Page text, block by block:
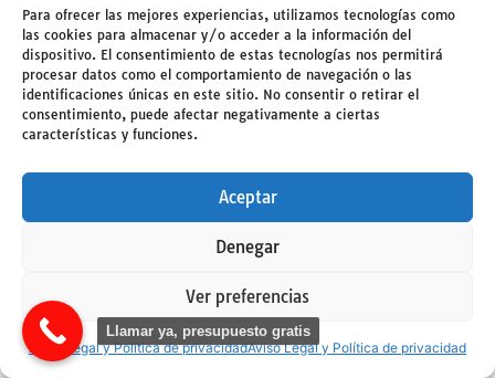
Para ofrecer las mejores experiencias, utilizamos tecnologías como
las cookies para almacenar y/o acceder a la información del
dispositivo. El consentimiento de estas tecnologías nos permitirá
procesar datos como el comportamiento de navegación o las
identificaciones únicas en este sitio. No consentir o retirar el
consentimiento, puede afectar negativamente a ciertas
características y funciones.
Aceptar
Denegar
Ver preferencias
Aviso Legal y Política de privacidadAviso Legal y Política de privacidad
Llamar ya, presupuesto gratis